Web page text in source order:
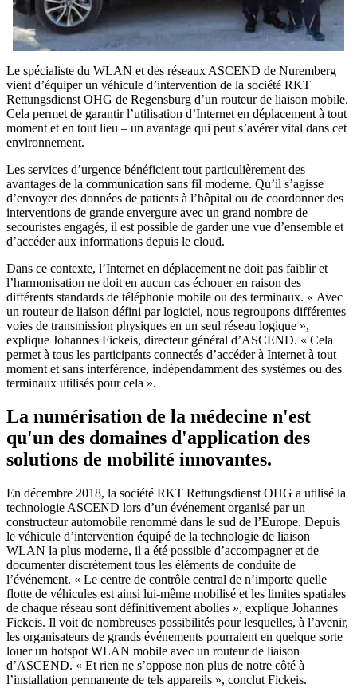
Le spécialiste du WLAN et des réseaux ASCEND de Nuremberg
vient d’équiper un véhicule d’intervention de la société RKT
Rettungsdienst OHG de Regensburg d’un routeur de liaison mobile.
Cela permet de garantir l’utilisation d’Internet en déplacement à tout
moment et en tout lieu – un avantage qui peut s’avérer vital dans cet
environnement.
Les services d’urgence bénéficient tout particulièrement des
avantages de la communication sans fil moderne. Qu’il s’agisse
d’envoyer des données de patients à l’hôpital ou de coordonner des
interventions de grande envergure avec un grand nombre de
secouristes engagés, il est possible de garder une vue d’ensemble et
d’accéder aux informations depuis le cloud.
Dans ce contexte, l’Internet en déplacement ne doit pas faiblir et
l’harmonisation ne doit en aucun cas échouer en raison des
différents standards de téléphonie mobile ou des terminaux. « Avec
un routeur de liaison défini par logiciel, nous regroupons différentes
voies de transmission physiques en un seul réseau logique »,
explique Johannes Fickeis, directeur général d’ASCEND. « Cela
permet à tous les participants connectés d’accéder à Internet à tout
moment et sans interférence, indépendamment des systèmes ou des
terminaux utilisés pour cela ».
La numérisation de la médecine n'est
qu'un des domaines d'application des
solutions de mobilité innovantes.
En décembre 2018, la société RKT Rettungsdienst OHG a utilisé la
technologie ASCEND lors d’un événement organisé par un
constructeur automobile renommé dans le sud de l’Europe. Depuis
le véhicule d’intervention équipé de la technologie de liaison
WLAN la plus moderne, il a été possible d’accompagner et de
documenter discrètement tous les éléments de conduite de
l’événement. « Le centre de contrôle central de n’importe quelle
flotte de véhicules est ainsi lui-même mobilisé et les limites spatiales
de chaque réseau sont définitivement abolies », explique Johannes
Fickeis. Il voit de nombreuses possibilités pour lesquelles, à l’avenir,
les organisateurs de grands événements pourraient en quelque sorte
louer un hotspot WLAN mobile avec un routeur de liaison
d’ASCEND. « Et rien ne s’oppose non plus de notre côté à
l’installation permanente de tels appareils », conclut Fickeis.